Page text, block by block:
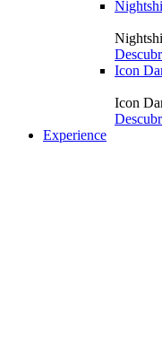
Icon
Icon
Experience